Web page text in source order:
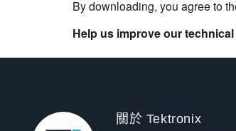
By downloading, you agree to
Help us improve our
關於 Tektronix